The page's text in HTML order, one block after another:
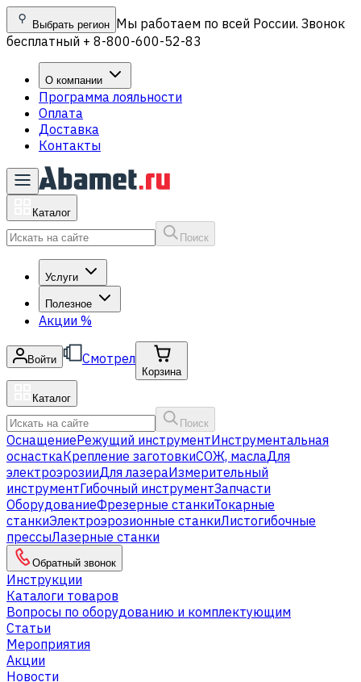
Выбрать регион Мы работаем по всей России. Звонок
бесплатный + 8-800-600-52-83
О компании
Программа лояльности
Оплата
Доставка
Контакты
Каталог
Поиск
Услуги
Полезное
Акции %
Войти Смотрел
Корзина
Каталог
Поиск
ОснащениеРежущий инструментИнструментальная
оснасткаКрепление заготовкиСОЖ, маслаДля
электроэрозииДля лазераИзмерительный
инструментГибочный инструментЗапчасти
ОборудованиеФрезерные станкиТокарные
станкиЭлектроэрозионные станкиЛистогибочные
прессыЛазерные станки
Обратный звонок
Инструкции
Каталоги товаров
Вопросы по оборудованию и комплектующим
Статьи
Мероприятия
Акции
Новости